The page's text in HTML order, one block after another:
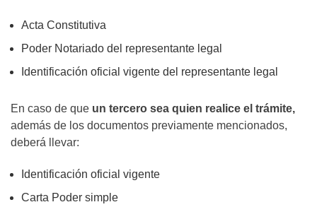
Acta Constitutiva
Poder Notariado del representante legal
Identificación oficial vigente del representante legal
En caso de que un tercero sea quien realice el trámite,
además de los documentos previamente mencionados,
deberá llevar:
Identificación oficial vigente
Carta Poder simple